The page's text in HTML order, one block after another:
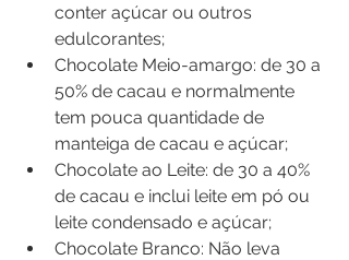
conter açúcar ou outros
edulcorantes;
Chocolate Meio-amargo: de 30 a
50% de cacau e normalmente
tem pouca quantidade de
manteiga de cacau e açúcar;
Chocolate ao Leite: de 30 a 40%
de cacau e inclui leite em pó ou
leite condensado e açúcar;
Chocolate Branco: Não leva